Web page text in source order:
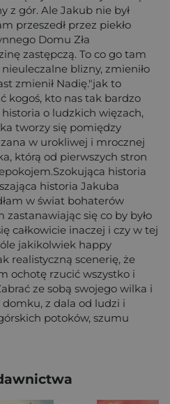
z gór. Ale Jakub nie był
przeszedł przez piekło
Domu Zła
zastępczą. To co go tam
blizny, zmieniło
zmienił Nadię."jak to
kogoś, kto nas tak bardzo
historia o ludzkich więzach,
tworzy się pomiędzy
w urokliwej i mrocznej
którą od pierwszych stron
historia
historia Jakuba
w świat bohaterów
zastanawiając się co by było
całkowicie inaczej i czy w tej
jakikolwiek happy
realistyczną scenerię, że
ochotę rzucić wszystko i
ze sobą swojego wilka i
z dala od ludzi i
potoków, szumu